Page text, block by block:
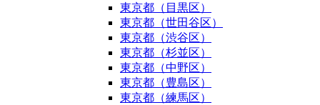
東京都（目黒区）
東京都（世田谷区）
東京都（渋谷区）
東京都（杉並区）
東京都（中野区）
東京都（豊島区）
東京都（練馬区）